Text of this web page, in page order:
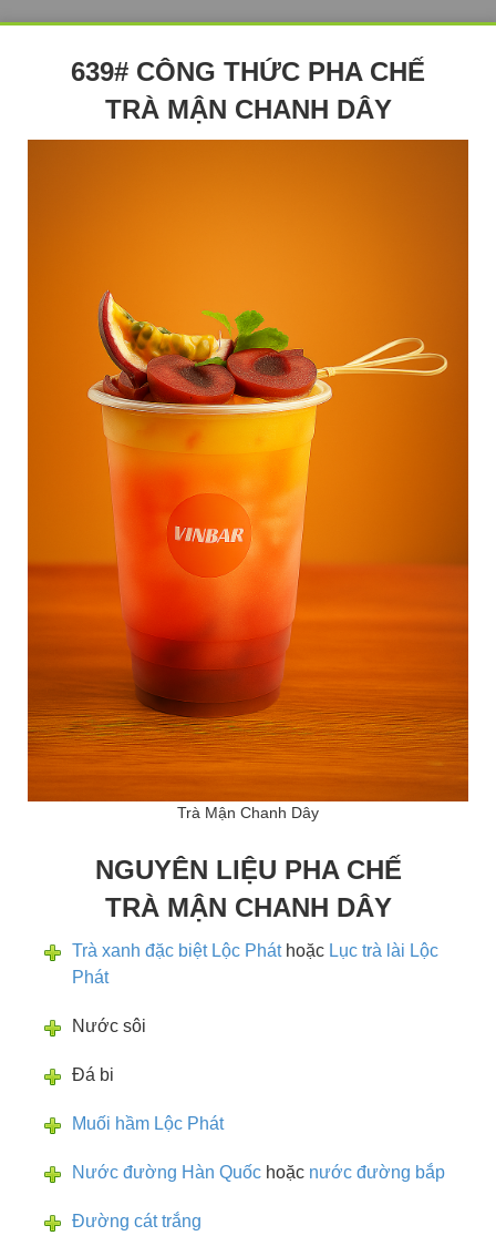
639# CÔNG THỨC PHA CHẾ
TRÀ MẬN CHANH DÂY
Trà Mận Chanh Dây
NGUYÊN LIỆU PHA CHẾ
TRÀ MẬN CHANH DÂY
Trà xanh đặc biệt Lộc Pháthoặc Lục trà lài Lộc
Phát
Nước sôi
Đá bi
Muối hầm Lộc Phát
Nước đường Hàn Quốc hoặc nước đường bắp
Đường cát trắng